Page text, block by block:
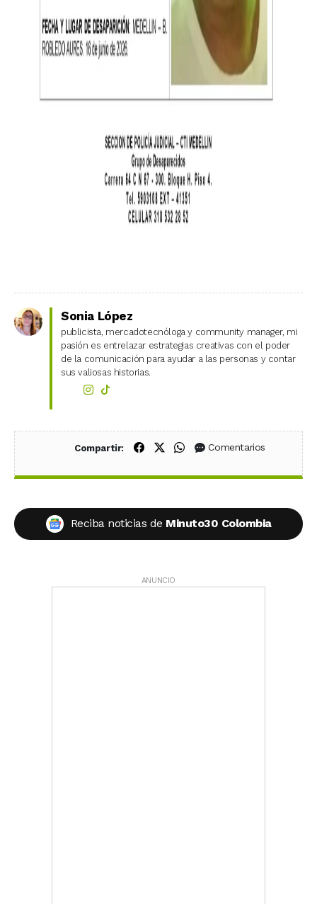
Sonia López
publicista, mercadotecnóloga y community manager, mi
pasión es entrelazar estrategias creativas con el poder
de la comunicación para ayudar a las personas y contar
sus valiosas historias.
Compartir: Compartir en Facebook
Compartir en X (Twitter)
Compartir en WhatsApp
Comentarios
Reciba noticias de Minuto30 Colombia
ANUNCIO